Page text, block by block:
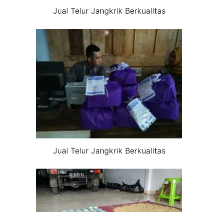
Jual Telur Jangkrik Berkualitas
Jual Telur Jangkrik Berkualitas